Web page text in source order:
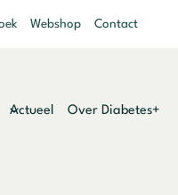
Webshop Contact
Actueel Over Diabetes+